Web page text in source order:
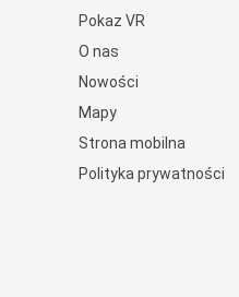
Pokaz VR
O nas
Nowości
Mapy
Strona mobilna
Polityka prywatności